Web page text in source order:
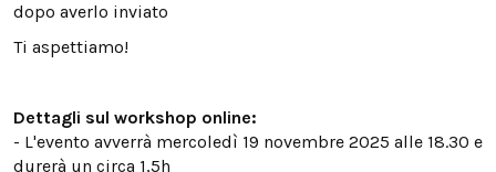
dopo averlo inviato
Ti aspettiamo!
Dettagli sul workshop online:
- L'evento avverrà mercoledì 19 novembre 2025 alle 18.30 e
durerà un circa 1,5h